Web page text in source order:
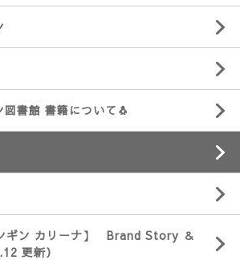
図書館 書籍について🐧
ギン カリーナ】 Brand Story ＆
更新）